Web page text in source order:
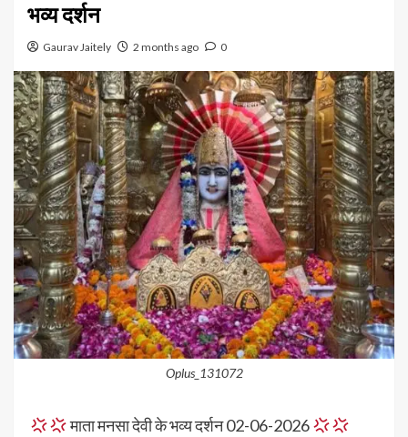
भव्य दर्शन
Gaurav Jaitely 2 months ago 0
Oplus_131072
माता मनसा देवी के भव्य दर्शन 02-06-2026